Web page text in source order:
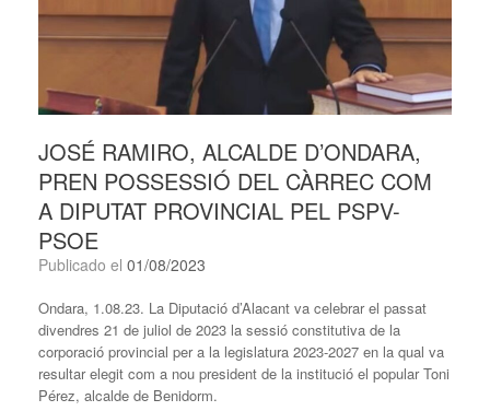
JOSÉ RAMIRO, ALCALDE D’ONDARA,
PREN POSSESSIÓ DEL CÀRREC COM
A DIPUTAT PROVINCIAL PEL PSPV-
PSOE
Publicado el 01/08/2023
Ondara, 1.08.23. La Diputació d’Alacant va celebrar el passat
divendres 21 de juliol de 2023 la sessió constitutiva de la
corporació provincial per a la legislatura 2023-2027 en la qual va
resultar elegit com a nou president de la institució el popular Toni
Pérez, alcalde de Benidorm.